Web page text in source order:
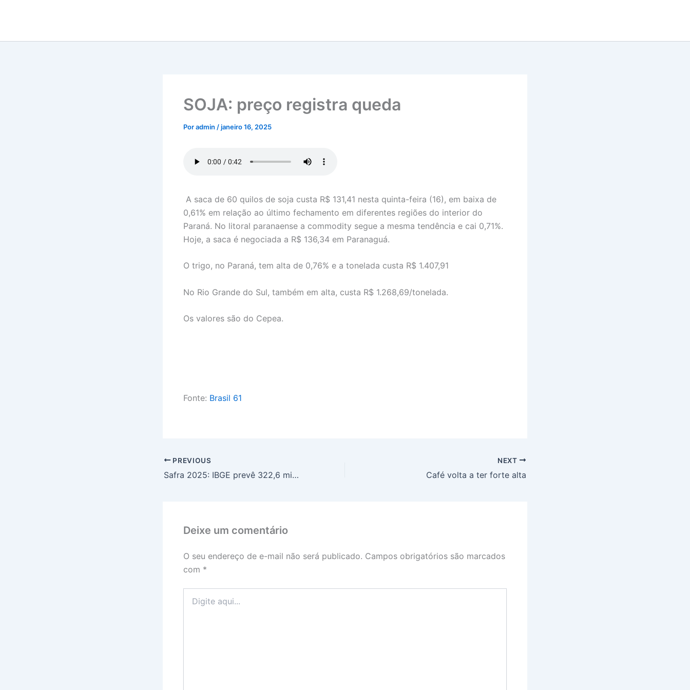
SOJA: preço registra queda
Poradmin /janeiro 16, 2025
A saca de 60 quilos de soja custa R$ 131,41 nesta quinta-feira (16), em baixa de
0,61% em relação ao último fechamento em diferentes regiões do interior do
Paraná. No litoral paranaense a commodity segue a mesma tendência e cai 0,71%.
Hoje, a saca é negociada a R$ 136,34 em Paranaguá.
O trigo, no Paraná, tem alta de 0,76% e a tonelada custa R$ 1.407,91
No Rio Grande do Sul, também em alta, custa R$ 1.268,69/tonelada.
Os valores são do Cepea.
Fonte: Brasil 61
PREVIOUS
Safra 2025: IBGE prevê 322,6 milhões de toneladas, com crescimento de 10,2% frente a 2024
NEXT
Café volta a ter forte alta
Deixe um comentário
O seu endereço de e-mail não será publicado. Campos obrigatórios são marcados
com *
aqui...